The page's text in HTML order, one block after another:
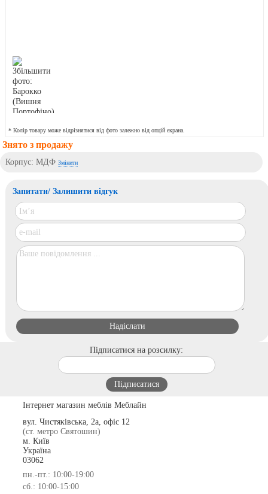
* Колір товару може відрізнятися від фото залежно від опцій екрана.
Знято з продажу
Корпус: МДФЗмінити
Запитати/ Залишити відгук
Підписатися на розсилку:
Інтернет магазин меблів Меблайн
вул. Чистяківська, 2а, офіс 12
(ст. метро Святошин)
м. Київ
Україна
03062
пн.-пт.: 10:00-19:00
сб.: 10:00-15:00